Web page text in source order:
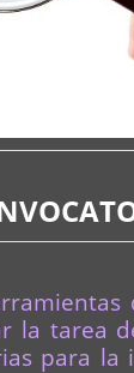
tarea
para